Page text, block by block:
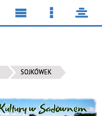
SOJKÓWEK
MenuMenu